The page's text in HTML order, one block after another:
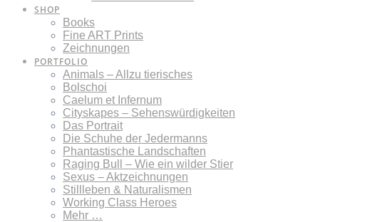
SHOP
Books
Fine ART Prints
Zeichnungen
PORTFOLIO
Animals – Allzu tierisches
Bolschoi
Caelum et Infernum
Cityskapes – Sehenswürdigkeiten
Das Portrait
Die Schuhe der Jedermanns
Phantastische Landschaften
Raging Bull – Wie ein wilder Stier
Sexus – Aktzeichnungen
Stillleben & Naturalismen
Working Class Heroes
Mehr …